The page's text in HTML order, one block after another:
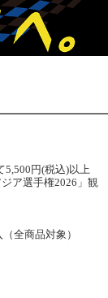
5,500円(税込)以上
ア選手権2026」観
全商品対象）